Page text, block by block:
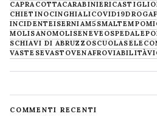
CAPRACOTTACARABINIERI
CHIETINOCINGHIALICOVID19DROGA
INCIDENTEISERNIAM5SMALTEMPO
MOLISANOMOLISENEVE OSPEDALE
SCHIAVI DI ABRUZZOSCUOLA
VASTESEVASTOVENAFROVIABILITÀ
COMMENTI RECENTI